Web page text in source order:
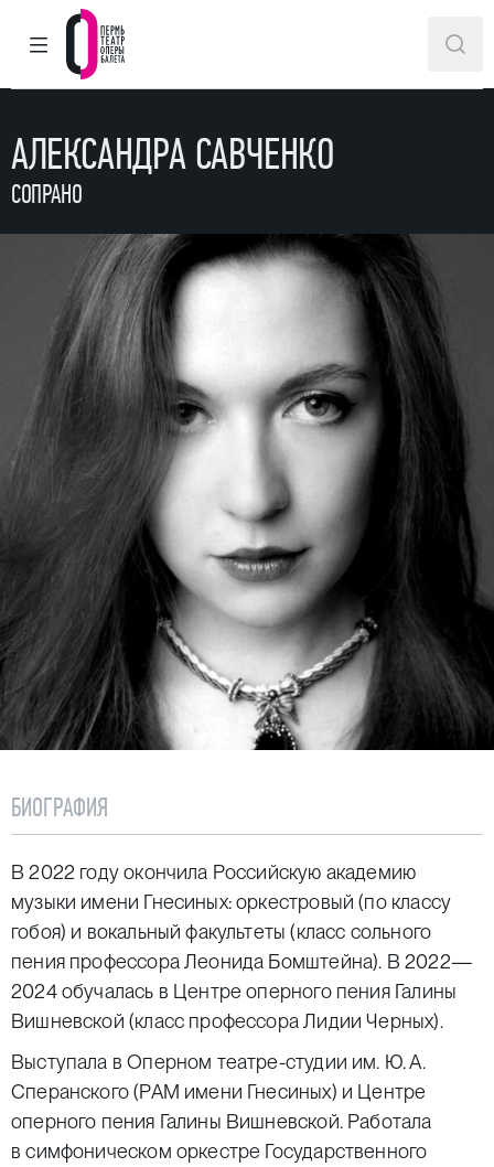
ГЛАВНОЕ МЕНЮ
Пермский театр оперы и балета
АЛЕКСАНДРА САВЧЕНКО
СОПРАНО
БИОГРАФИЯ
В 2022 году окончила Российскую академию
музыки имени Гнесиных: оркестровый (по классу
гобоя) и вокальный факультеты (класс сольного
пения профессора Леонида Бомштейна). В 2022—
2024 обучалась в Центре оперного пения Галины
Вишневской (класс профессора Лидии Черных).
Выступала в Оперном театре-студии им. Ю. А.
Сперанского (РАМ имени Гнесиных) и Центре
оперного пения Галины Вишневской. Работала
в симфоническом оркестре Государственного